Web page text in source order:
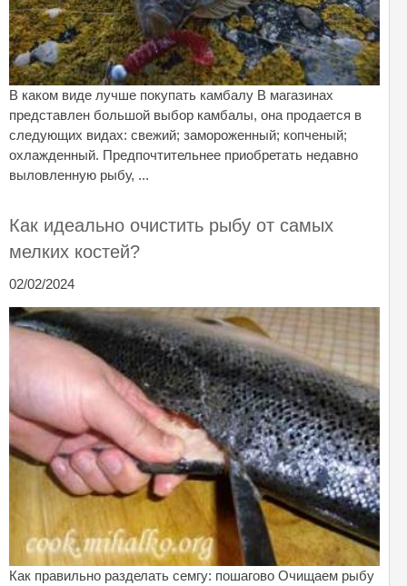
В каком виде лучше покупать камбалу В магазинах
представлен большой выбор камбалы, она продается в
следующих видах: свежий; замороженный; копченый;
охлажденный. Предпочтительнее приобретать недавно
выловленную рыбу, ...
Как идеально очистить рыбу от самых
мелких костей?
02/02/2024
Как правильно разделать семгу: пошагово Очищаем рыбу